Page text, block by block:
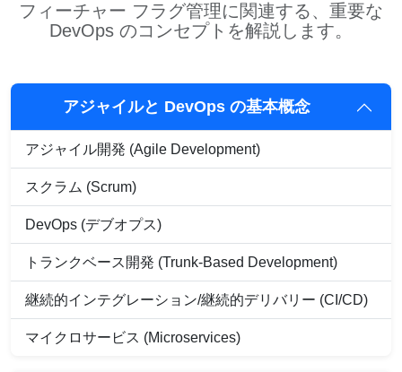
フィーチャー フラグ管理に関連する、重要な
DevOps のコンセプトを解説します。
アジャイルと DevOps の基本概念
アジャイル開発 (Agile Development)
スクラム (Scrum)
DevOps (デブオプス)
トランクベース開発 (Trunk-Based Development)
継続的インテグレーション/継続的デリバリー (CI/CD)
マイクロサービス (Microservices)